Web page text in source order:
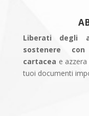
Liberati degli
sostenere
cartacea e
tuoi documenti